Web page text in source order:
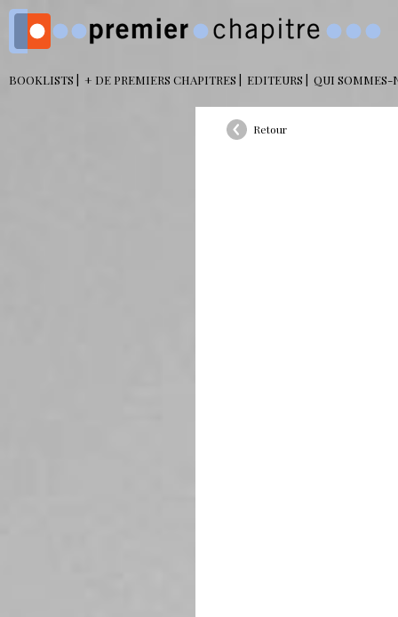
BOOKLISTS + DE PREMIERS CHAPITRES EDITEURS QUI SOMMES-
Retour